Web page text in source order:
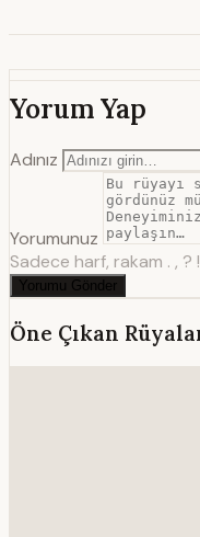
Yorum Yap
Adınız
Yorumunuz
Sadece harf, rakam . ,
Yorumu Gönder
Öne Çıkan